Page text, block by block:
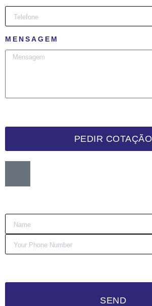
MENSAGEM
PEDIR COTAÇÃO
SEND